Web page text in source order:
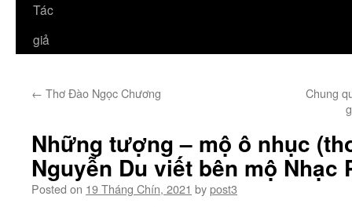
Tác
giả
← Thơ Đào Ngọc Chương
Chung
Những tượng – mộ ô nhục
Nguyễn Du viết bên mộ Nhạc
Posted on 19 Tháng Chín, 2021 bypost3